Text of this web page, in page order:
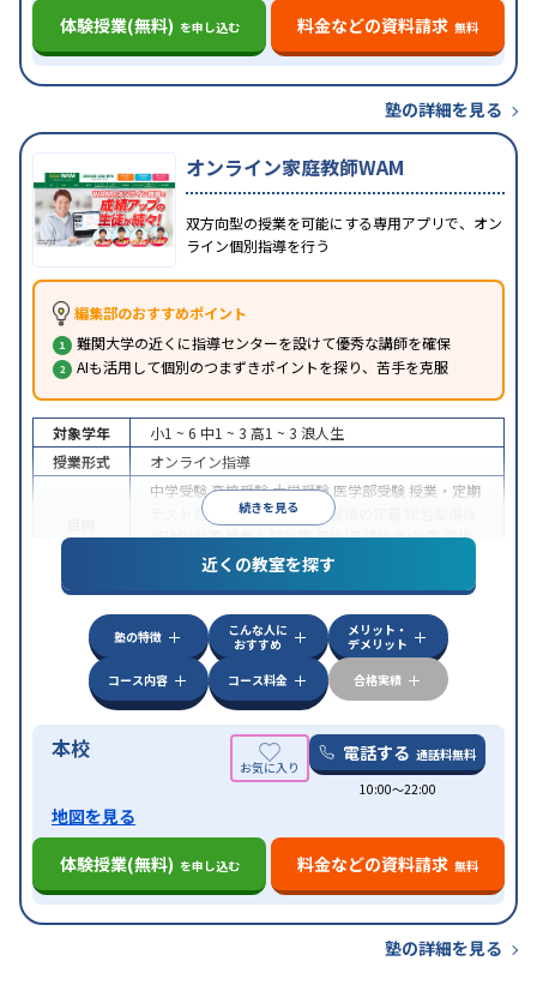
体験授業(無料) を申し込む 料金などの資料請求 無料
塾の詳細を見る
オンライン家庭教師WAM
双方向型の授業を可能にする専用アプリで、オン
ライン個別指導を行う
編集部のおすすめポイント
難関大学の近くに指導センターを設けて優秀な講師を確保
AIも活用して個別のつまずきポイントを探り、苦手を克服
続きを見る
対象学年 小1 ~ 6 中1 ~ 3 高1 ~ 3 浪人生
授業形式
オンライン指導
中学受験高校受験大学受験 医学部受験 授業・定期
テスト対策
内申点対策 学習習慣の定着
(旧AO)対策推薦入試対策英検(英語検定)対策漢検
(漢字検定)対策
中高一貫校生に対応成績保証制度あり授業の振替
可能不登校生に対応学習にPC・タブレットを利用
オンライン対応1科目から受講可能
近くの教室を探す
塾の特徴
こんな人に
おすすめ
メリット・
デメリット
コース内容
コース料金 合格実績
本校 電話する 通話料無料
10:00〜22:00
地図を見る
体験授業(無料) を申し込む 料金などの資料請求 無料
塾の詳細を見る